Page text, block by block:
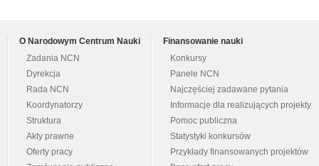
O Narodowym Centrum Nauki
Zadania NCN
Dyrekcja
Rada NCN
Koordynatorzy
Struktura
Akty prawne
Oferty pracy
Finansowanie nauki
Konkursy
Panele NCN
Najczęściej zadawane pytania
Informacje dla realizujących projekty
Pomoc publiczna
Statystyki konkursów
Przykłady finansowanych projektów